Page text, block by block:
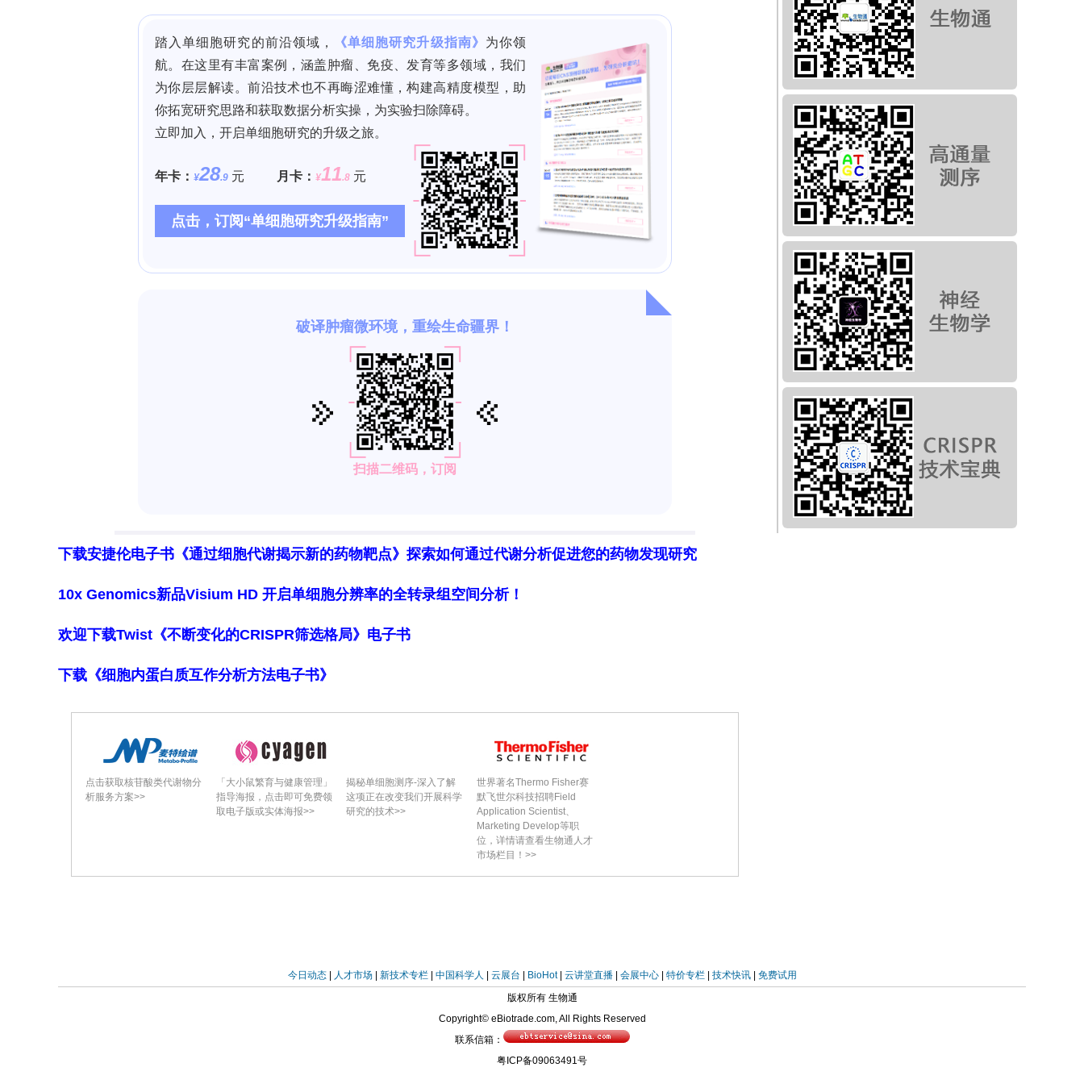
下载安捷伦电子书《通过细胞代谢揭示新的药物靶点》探索如何通过代谢分析促进您的药物发现研究
10x Genomics新品Visium HD 开启单细胞分辨率的全转录组空间分析！
欢迎下载Twist《不断变化的CRISPR筛选格局》电子书
下载《细胞内蛋白质互作分析方法电子书》
点击获取核苷酸类代谢物分
析服务方案>>
「大小鼠繁育与健康管理」
指导海报，点击即可免费领
取电子版或实体海报>>
揭秘单细胞测序-深入了解
这项正在改变我们开展科学
研究的技术>>
世界著名Thermo Fisher赛
默飞世尔科技招聘Field
Application Scientist、
Marketing Develop等职
位，详情请查看生物通人才
市场栏目！>>
今日动态| 人才市场| 新技术专栏| 中国科学人 云展台 BioHot| 云讲堂直播| 会展中心| 特价专栏| 技术快讯| 免费试用
版权所有 生物通
Copyright© eBiotrade.com, All Rights Reserved
联系信箱：
粤ICP备09063491号